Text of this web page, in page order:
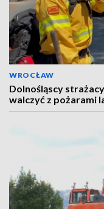
WROCŁAW
Dolnośląscy
walczyć z pożarami